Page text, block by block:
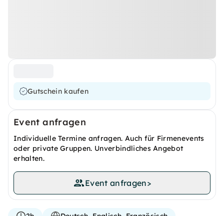
Gutschein kaufen
Event anfragen
Individuelle Termine anfragen. Auch für Firmenevents
oder private Gruppen. Unverbindliches Angebot
erhalten.
Event anfragen>